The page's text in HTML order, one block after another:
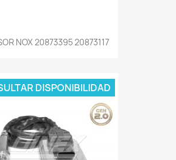
NOX 20873395 20873117
DISPONIBILIDAD